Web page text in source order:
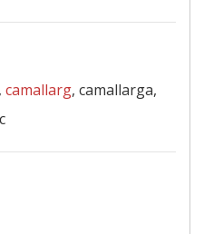
, camallarg, camallarga,